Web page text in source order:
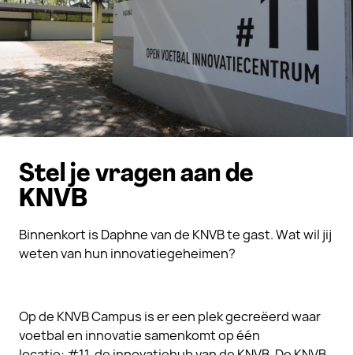
Stel je vragen aan de
KNVB
Binnenkort is Daphne van de KNVB te gast. Wat wil jij
weten van hun innovatiegeheimen?
Op de KNVB Campus is er een plek gecreëerd waar
voetbal en innovatie samenkomt op één